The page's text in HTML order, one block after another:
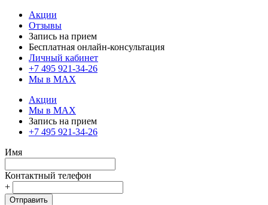
Акции
Отзывы
Запись на прием
Бесплатная онлайн-консультация
Личный кабинет
+7 495 921-34-26
Мы в MAX
Акции
Мы в MAX
Запись на прием
+7 495 921-34-26
Имя
Контактный телефон
+
Отправить